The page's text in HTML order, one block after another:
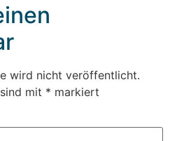
wird nicht veröffentlicht.
mit * markiert